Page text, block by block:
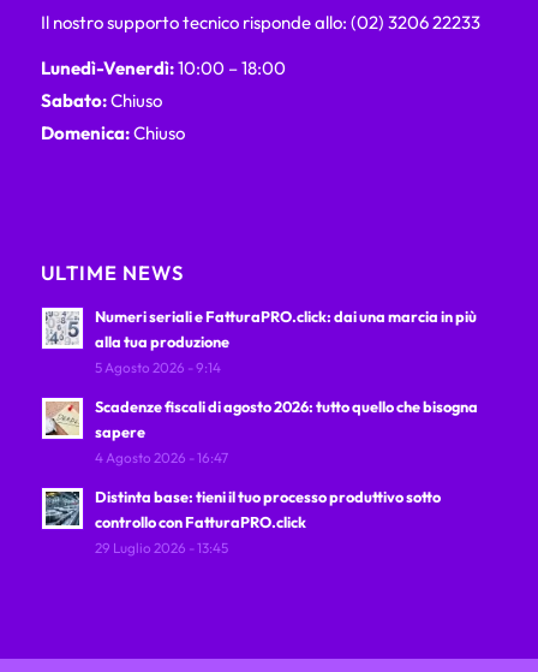
Il nostro supporto tecnico risponde allo: (02) 3206 22233
Lunedì-Venerdì:10:00 – 18:00
Sabato:Chiuso
Domenica:Chiuso
ULTIME NEWS
Numeri seriali e FatturaPRO.click: dai una marcia in più
alla tua produzione
5 Agosto 2026 - 9:14
Scadenze fiscali di agosto 2026: tutto quello che bisogna
sapere
4 Agosto 2026 - 16:47
Distinta base: tieni il tuo processo produttivo sotto
controllo con FatturaPRO.click
29 Luglio 2026 - 13:45